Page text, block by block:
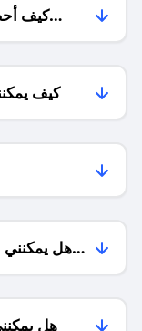
كيف
كيف
هل
هل